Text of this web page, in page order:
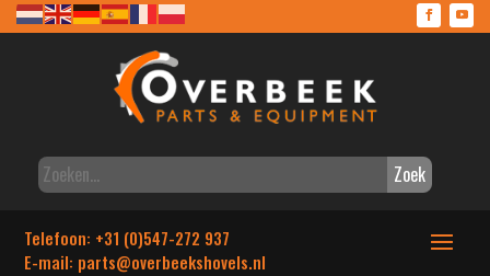
Zoek
Telefoon: +31 (0)547-272 937
E-mail: parts@overbeekshovels.nl